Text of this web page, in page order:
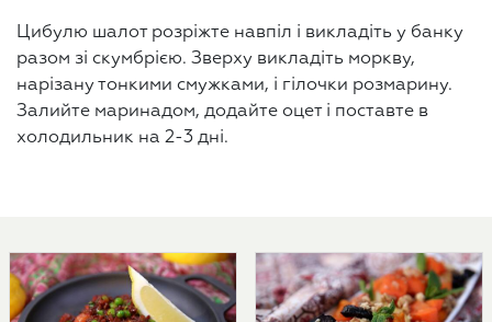
Цибулю шалот розріжте навпіл і викладіть у банку
разом зі скумбрією. Зверху викладіть моркву,
нарізану тонкими смужками, і гілочки розмарину.
Залийте маринадом, додайте оцет і поставте в
холодильник на 2-3 дні.